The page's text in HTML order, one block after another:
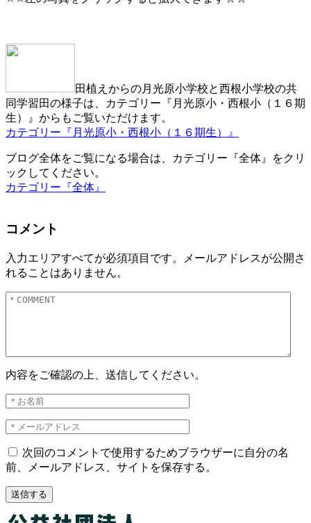
田植えからの月光原小学校と西根小学校の共
同学習田の様子は、カテゴリー『月光原小・西根小（１６期
生）』からもご覧いただけます。
カテゴリー『月光原小・西根小（１６期生）』
ブログ全体をご覧になる場合は、カテゴリー『全体』をクリ
ックしてください。
カテゴリー『全体』
コメント
入力エリアすべてが必須項目です。メールアドレスが公開さ
れることはありません。
内容をご確認の上、送信してください。
次回のコメントで使用するためブラウザーに自分の名
前、メールアドレス、サイトを保存する。